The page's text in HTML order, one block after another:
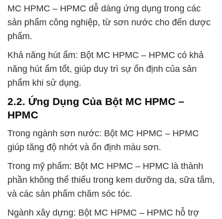
MC HPMC – HPMC dễ dàng ứng dụng trong các
sản phẩm công nghiệp, từ sơn nước cho đến dược
phẩm.
Khả năng hút ẩm: Bột MC HPMC – HPMC có khả
năng hút ẩm tốt, giúp duy trì sự ổn định của sản
phẩm khi sử dụng.
2.2. Ứng Dụng Của Bột MC HPMC –
HPMC
Trong ngành sơn nước: Bột MC HPMC – HPMC
giúp tăng độ nhớt và ổn định màu sơn.
Trong mỹ phẩm: Bột MC HPMC – HPMC là thành
phần không thể thiếu trong kem dưỡng da, sữa tắm,
và các sản phẩm chăm sóc tóc.
Ngành xây dựng: Bột MC HPMC – HPMC hỗ trợ